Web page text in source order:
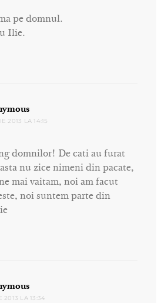
pe domnul.
Ilie.
2013 LA 14:15
domnilor! De cati au furat
nu zice nimeni din pacate,
ne mai vaitam, noi am facut
noi suntem parte din
2013 LA 13:34